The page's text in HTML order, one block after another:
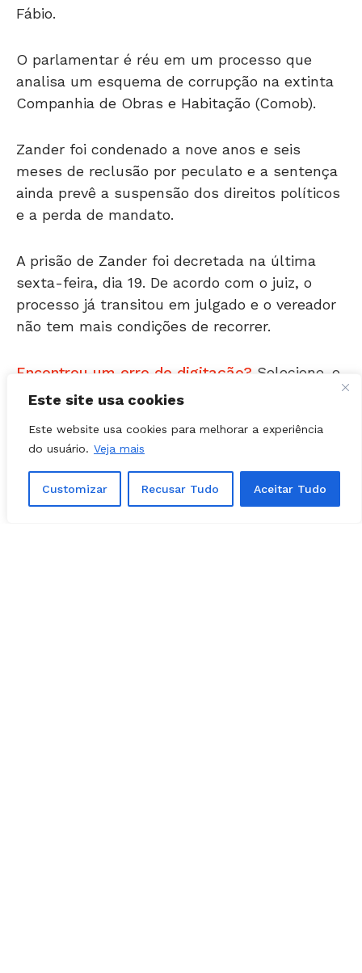
Este site usa cookies
Este website usa cookies para melhorar a experiência
do usuário. Veja mais
Customizar Recusar Tudo Aceitar Tudo
analisa um esquema de corrupção na extinta
Companhia de Obras e Habitação (Comob).
meses de reclusão por peculato e a sentença
ainda prevê a suspensão dos direitos políticos
e a perda de mandato.
sexta-feira, dia 19. De acordo com o juiz, o
processo já transitou em julgado e o vereador
não tem mais condições de recorrer.
e pressione Ctrl + Enter .
Matérias Relacionadas